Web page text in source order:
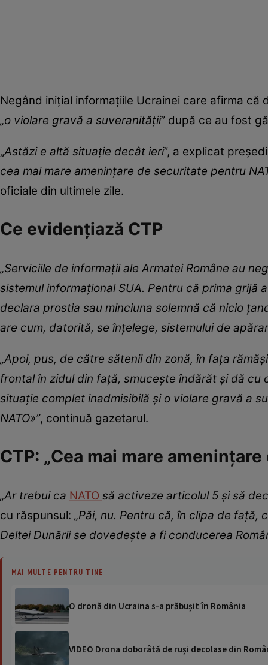
Negând inițial informațiile Ucrainei care afirma
„o violare gravă a suveranității” după ce au fost
„Astăzi e altă situație decât ieri”, a explicat
cea mai mare amenințare de securitate pentru
oficiale din ultimele zile.
Ce evidențiază CTP
„Serviciile de informații ale Armatei Române au
sistemul informațional SUA. Pentru că prima grijă
declara prostia sau minciuna solemnă că nicio
are cum, datorită, se înțelege, sistemului de
„Apoi, pus, de către sătenii din zonă, în fața
frontal în zidul din față, smucește îndărăt și dă
situație complet inadmisibilă și o violare gravă a
NATO»”, continuă gazetarul.
CTP: „Cea mai mare
„Ar trebui ca NATO să activeze articolul 5 și să
cu răspunsul: „Păi, nu. Pentru că, în clipa de față,
Deltei Dunării se dovedește a fi conducerea
MAI MULTE PENTRU TINE
O dronă din Ucraina s-a prăbușit în România
VIDEO Drona doborâtă de ruși decolase din